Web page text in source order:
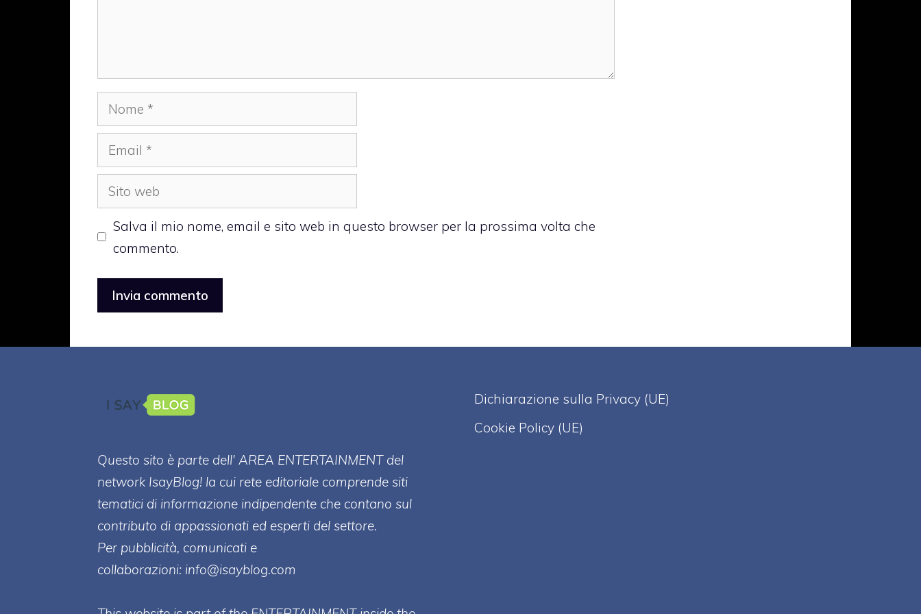
Nome
Email
Sito
web
Salva il mio nome, email e sito web in questo browser per la prossima volta che
commento.
Questo sito è parte dell' AREA ENTERTAINMENT del
network IsayBlog! la cui rete editoriale comprende siti
tematici di informazione indipendente che contano sul
contributo di appassionati ed esperti del settore.
Per pubblicità, comunicati e
collaborazioni: info@isayblog.com
Dichiarazione sulla Privacy (UE)
Cookie Policy (UE)